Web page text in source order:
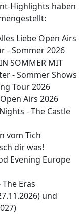
Highlights haben
Liebe Open Airs
- Sommer 2026
SOMMER MIT
- Sommer Shows
Tour 2026
Airs 2026
- The Castle
vom Tich
dir was!
Evening Europe
Eras
und